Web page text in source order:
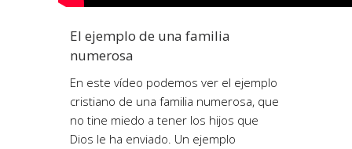
El ejemplo de una familia
numerosa
En este vídeo podemos ver el ejemplo
cristiano de una familia numerosa, que
no tine miedo a tener los hijos que
Dios le ha enviado. Un ejemplo